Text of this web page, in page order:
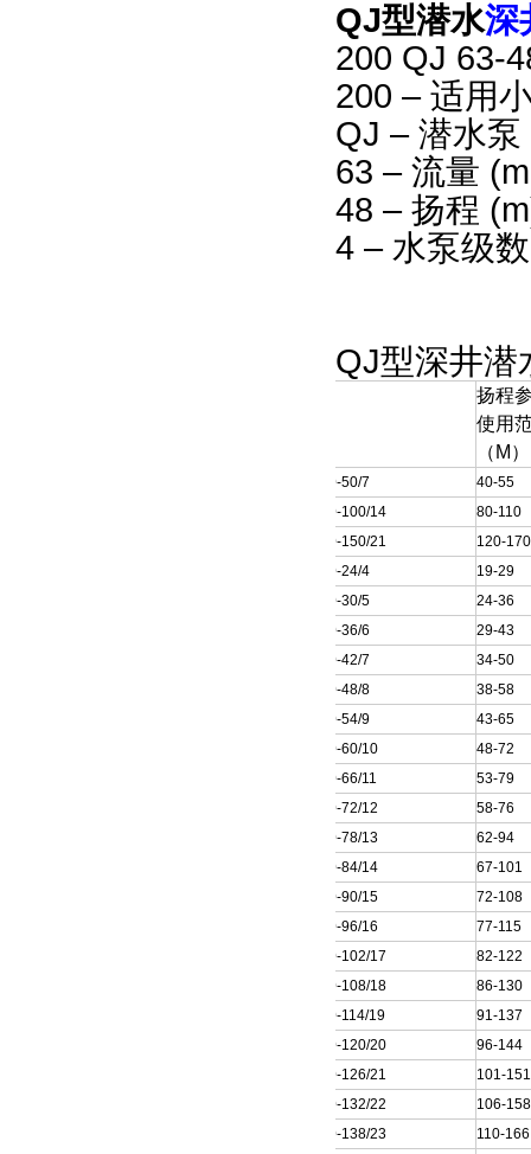
QJ型潜水深
200 QJ 63-
200 – 适用
QJ – 潜水泵
63 – 流量
48 – 扬程
4 – 水泵级数
QJ型深井潜
扬程
使用
（M）
150QJ10-50/7
40-55
150QJ10-100/14
80-110
150QJ10-150/21
120-170
150QJ20-24/4
19-29
150QJ20-30/5
24-36
150QJ20-36/6
29-43
150QJ20-42/7
34-50
150QJ20-48/8
38-58
150QJ20-54/9
43-65
150QJ20-60/10
48-72
150QJ20-66/11
53-79
150QJ20-72/12
58-76
150QJ20-78/13
62-94
150QJ20-84/14
67-101
150QJ20-90/15
72-108
150QJ20-96/16
77-115
150QJ20-102/17
82-122
150QJ20-108/18
86-130
150QJ20-114/19
91-137
150QJ20-120/20
96-144
150QJ20-126/21
101-151
150QJ20-132/22
106-158
150QJ20-138/23
110-166